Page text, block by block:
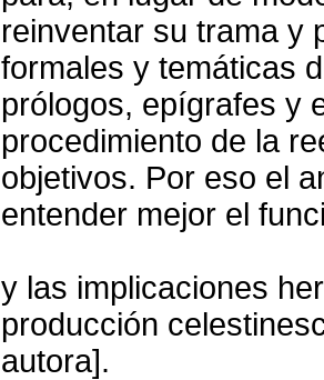
reinventar su trama y
formales y temáticas
prólogos, epígrafes y
procedimiento de la
objetivos. Por eso el
entender mejor el
y las implicaciones
producción
autora].